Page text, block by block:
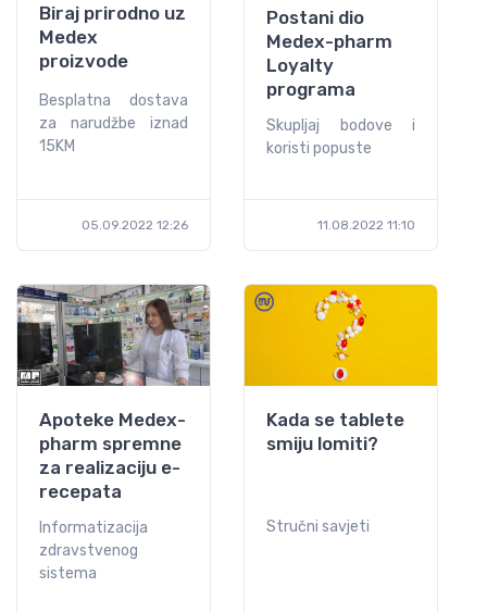
Biraj prirodno uz
Medex
proizvode
Besplatna dostava
za narudžbe iznad
15KM
05.09.2022 12:26
Postani dio
Medex-pharm
Loyalty
programa
Skupljaj bodove i
koristi popuste
11.08.2022 11:10
Apoteke Medex-
pharm spremne
za realizaciju e-
recepata
Informatizacija
zdravstvenog
sistema
Kada se tablete
smiju lomiti?
Stručni savjeti